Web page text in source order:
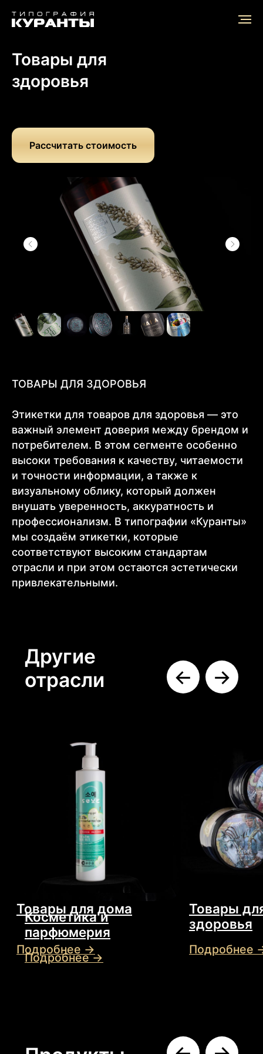
Главная / Отрасли применения
Товары для
здоровья
Рассчитать стоимость
ТОВАРЫ ДЛЯ ЗДОРОВЬЯ
Этикетки для товаров для здоровья — это
важный элемент доверия между брендом и
потребителем. В этом сегменте особенно
высоки требования к качеству, читаемости
и точности информации, а также к
визуальному облику, который должен
внушать уверенность, аккуратность и
профессионализм. В типографии «Куранты»
мы создаём этикетки, которые
соответствуют высоким стандартам
отрасли и при этом остаются эстетически
привлекательными.
Другие
отрасли →
←
Косметика и
парфюмерия
Подробнее →
Товары для дома
Подробнее →
здоровья
Подробнее →
Продукты
Премиум этикетка
Подробнее →
Металлизированная
Подробнее →
звонок